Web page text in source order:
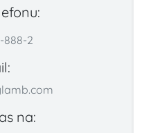
888-2
na: